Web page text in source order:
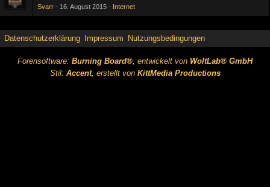
Svarr 16. August 2015 Internet
Datenschutzerklärung Impressum Nutzungsbedingungen
Forensoftware: Burning Board®, entwickelt von WoltLab® GmbH
Stil: Accent, erstellt von KittMedia Productions